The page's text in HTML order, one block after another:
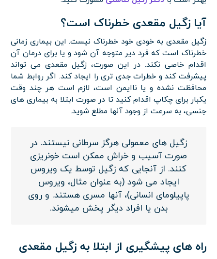
آیا زگیل مقعدی خطرناک است؟
زگیل مقعدی به خودی خود خطرناک نیست. این بیماری زمانی
خطرناک است که فرد دیر متوجه آن شود و یا برای درمان آن
اقدام خاصی نکند. در این صورت، زگیل مقعدی می تواند
پیشرفت کند و خطرات جدی تری را ایجاد کند. اگر روابط شما
محافظت نشده و یا ناایمن است، لازم است هر چند وقت
یکبار برای چکاپ اقدام کنید تا در صورت ابتلا به بیماری های
جنسی، به سرعت از وجود آنها مطلع شوید.
زگیل های معمولی هرگز سرطانی نیستند. در
صورت آسیب و خراش ممکن است خونریزی
کنند. از آنجایی که زگیل توسط یک ویروس
ایجاد می شود (به عنوان مثال، ویروس
پاپیلومای انسانی)، آنها مسری هستند. و روی
بدن یا افراد دیگر پخش میشوند.
راه های پیشگیری از ابتلا به زگیل مقعدی